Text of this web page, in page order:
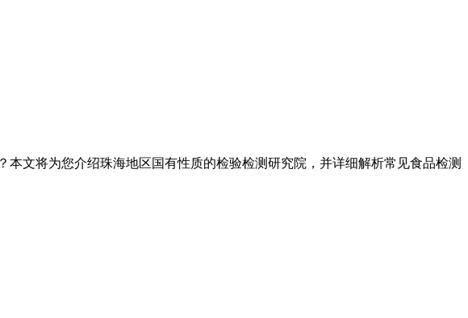
文将为您介绍珠海地区国有性质的检验检测研究院，并详细解析常见食品检测